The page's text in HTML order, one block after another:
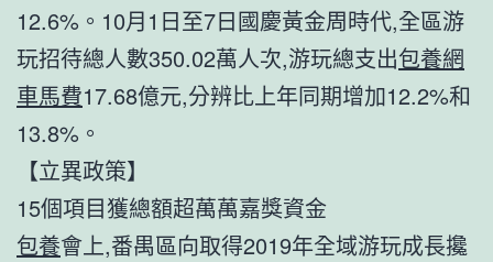
12.6%。10月1日至7日國慶黃金周時代,全區游
玩招待總人數350.02萬人次,游玩總支出包養網
車馬費17.68億元,分辨比上年同期增加12.2%和
13.8%。
【立異政策】
15個項目獲總額超萬萬嘉獎資金
包養會上,番禺區向取得2019年全域游玩成長攙